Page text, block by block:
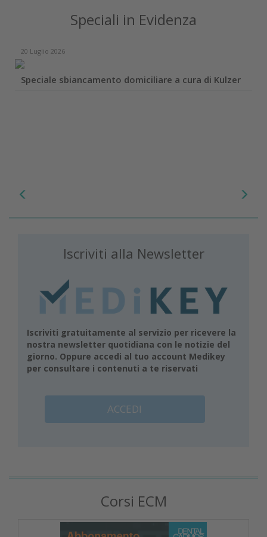
Speciali in Evidenza
20 Luglio 2026
Speciale sbiancamento domiciliare a cura di Kulzer
Iscriviti alla Newsletter
Iscriviti gratuitamente al servizio per ricevere la
nostra newsletter quotidiana con le notizie del
giorno. Oppure accedi al tuo account Medikey
per consultare i contenuti a te riservati
ACCEDI
Corsi ECM